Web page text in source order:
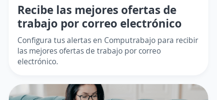
Recibe las mejores ofertas de
trabajo por correo electrónico
Configura tus alertas en Computrabajo para recibir
las mejores ofertas de trabajo por correo
electrónico.